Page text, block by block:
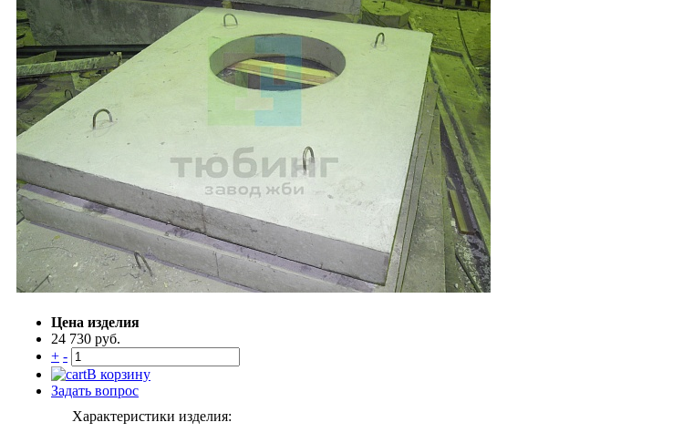
Цена изделия
24 730 руб.
+ -
В корзину
Задать вопрос
Характеристики изделия: